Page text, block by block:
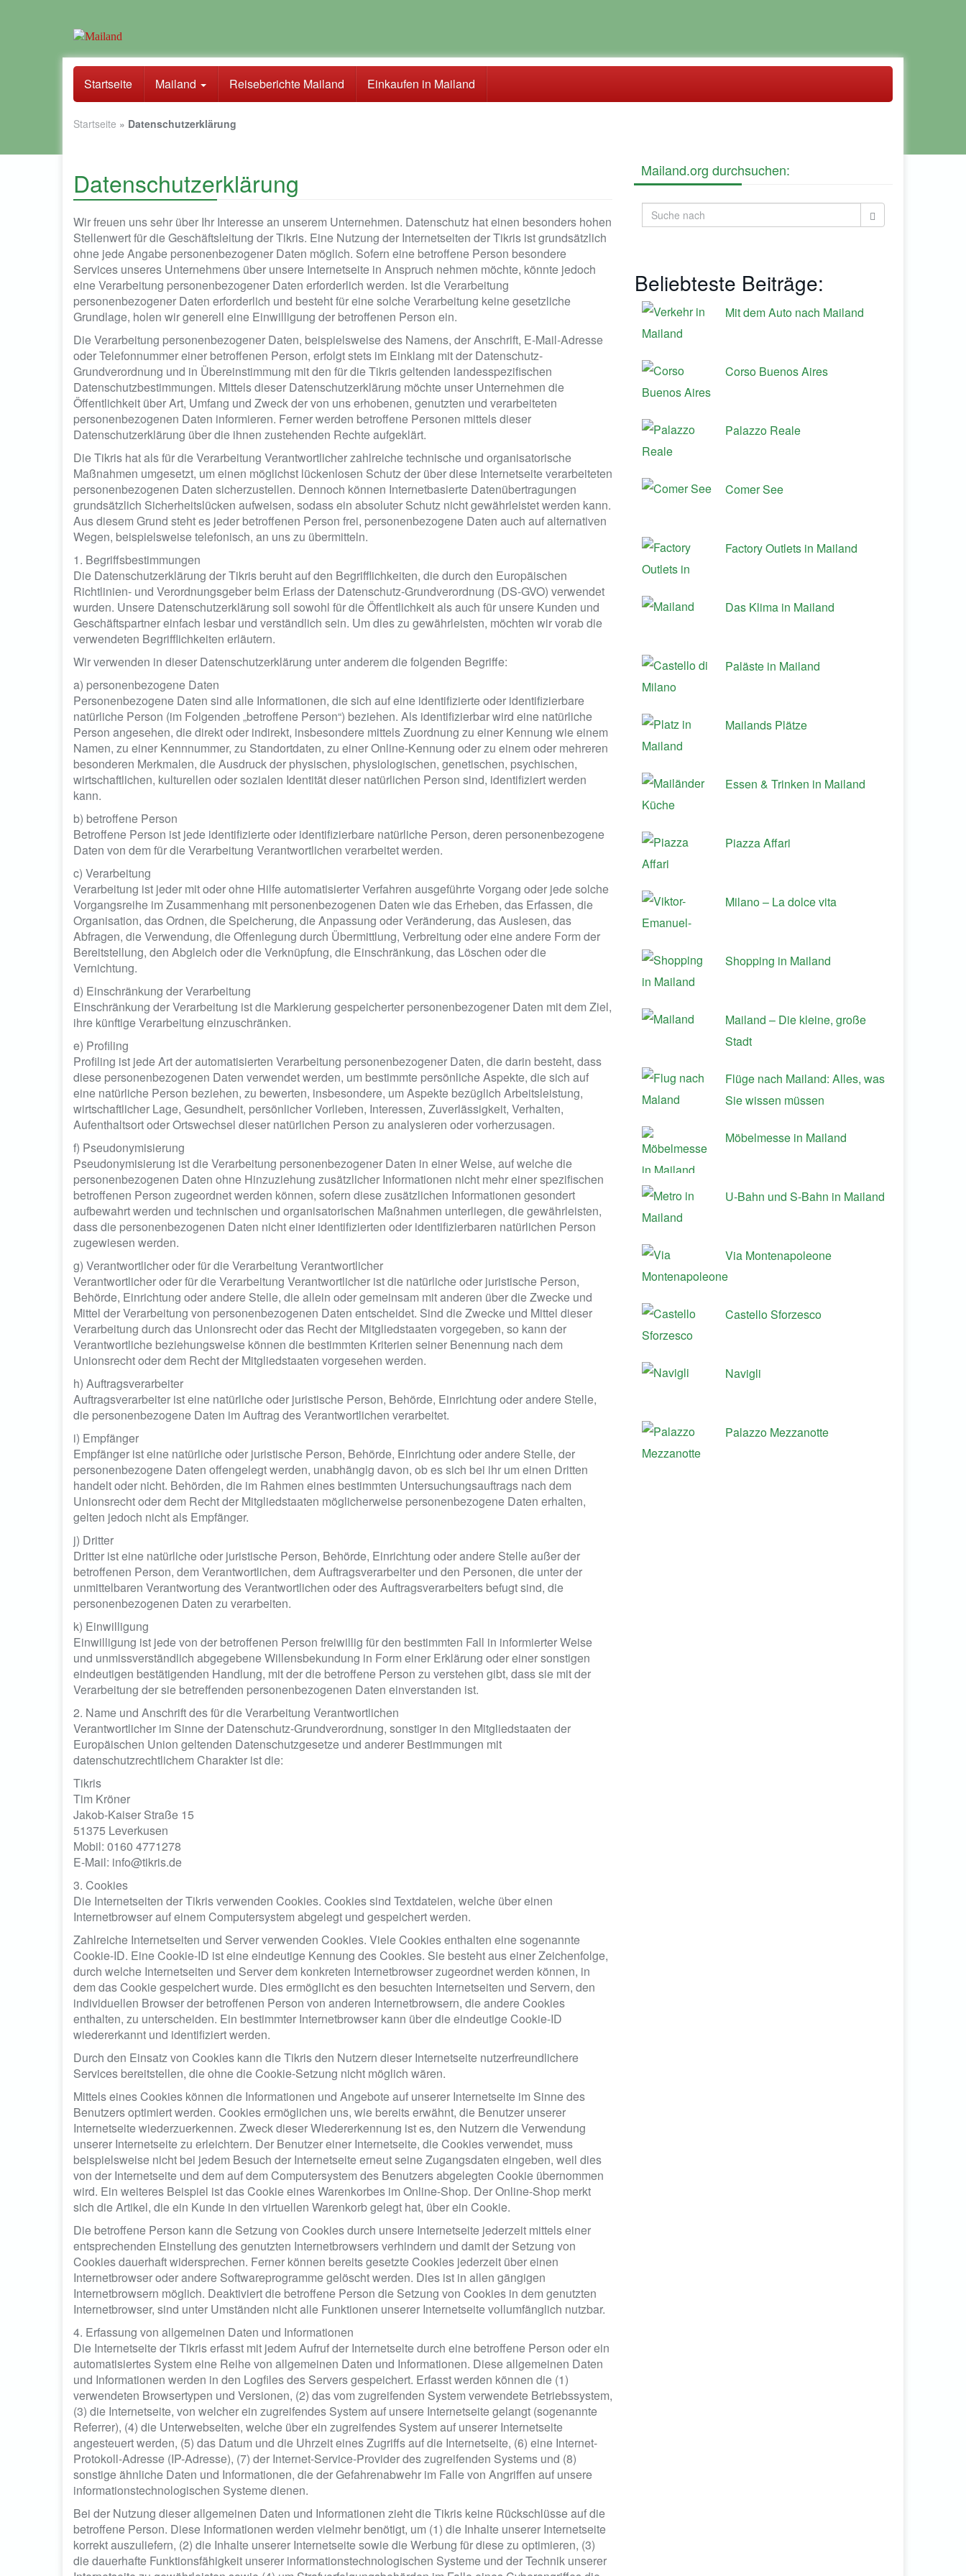
Startseite Mailand Reiseberichte Mailand Einkaufen in Mailand
Startseite » Datenschutzerklärung
Datenschutzerklärung
Wir freuen uns sehr über Ihr Interesse an unserem Unternehmen. Datenschutz hat einen besonders hohen
Stellenwert für die Geschäftsleitung der Tikris. Eine Nutzung der Internetseiten der Tikris ist grundsätzlich
ohne jede Angabe personenbezogener Daten möglich. Sofern eine betroffene Person besondere
Services unseres Unternehmens über unsere Internetseite in Anspruch nehmen möchte, könnte jedoch
eine Verarbeitung personenbezogener Daten erforderlich werden. Ist die Verarbeitung
personenbezogener Daten erforderlich und besteht für eine solche Verarbeitung keine gesetzliche
Grundlage, holen wir generell eine Einwilligung der betroffenen Person ein.
Die Verarbeitung personenbezogener Daten, beispielsweise des Namens, der Anschrift, E-Mail-Adresse
oder Telefonnummer einer betroffenen Person, erfolgt stets im Einklang mit der Datenschutz-
Grundverordnung und in Übereinstimmung mit den für die Tikris geltenden landesspezifischen
Datenschutzbestimmungen. Mittels dieser Datenschutzerklärung möchte unser Unternehmen die
Öffentlichkeit über Art, Umfang und Zweck der von uns erhobenen, genutzten und verarbeiteten
personenbezogenen Daten informieren. Ferner werden betroffene Personen mittels dieser
Datenschutzerklärung über die ihnen zustehenden Rechte aufgeklärt.
Die Tikris hat als für die Verarbeitung Verantwortlicher zahlreiche technische und organisatorische
Maßnahmen umgesetzt, um einen möglichst lückenlosen Schutz der über diese Internetseite verarbeiteten
personenbezogenen Daten sicherzustellen. Dennoch können Internetbasierte Datenübertragungen
grundsätzlich Sicherheitslücken aufweisen, sodass ein absoluter Schutz nicht gewährleistet werden kann.
Aus diesem Grund steht es jeder betroffenen Person frei, personenbezogene Daten auch auf alternativen
Wegen, beispielsweise telefonisch, an uns zu übermitteln.
1. Begriffsbestimmungen
Die Datenschutzerklärung der Tikris beruht auf den Begrifflichkeiten, die durch den Europäischen
Richtlinien- und Verordnungsgeber beim Erlass der Datenschutz-Grundverordnung (DS-GVO) verwendet
wurden. Unsere Datenschutzerklärung soll sowohl für die Öffentlichkeit als auch für unsere Kunden und
Geschäftspartner einfach lesbar und verständlich sein. Um dies zu gewährleisten, möchten wir vorab die
verwendeten Begrifflichkeiten erläutern.
Wir verwenden in dieser Datenschutzerklärung unter anderem die folgenden Begriffe:
a) personenbezogene Daten
Personenbezogene Daten sind alle Informationen, die sich auf eine identifizierte oder identifizierbare
natürliche Person (im Folgenden „betroffene Person“) beziehen. Als identifizierbar wird eine natürliche
Person angesehen, die direkt oder indirekt, insbesondere mittels Zuordnung zu einer Kennung wie einem
Namen, zu einer Kennnummer, zu Standortdaten, zu einer Online-Kennung oder zu einem oder mehreren
besonderen Merkmalen, die Ausdruck der physischen, physiologischen, genetischen, psychischen,
wirtschaftlichen, kulturellen oder sozialen Identität dieser natürlichen Person sind, identifiziert werden
kann.
b) betroffene Person
Betroffene Person ist jede identifizierte oder identifizierbare natürliche Person, deren personenbezogene
Daten von dem für die Verarbeitung Verantwortlichen verarbeitet werden.
c) Verarbeitung
Verarbeitung ist jeder mit oder ohne Hilfe automatisierter Verfahren ausgeführte Vorgang oder jede solche
Vorgangsreihe im Zusammenhang mit personenbezogenen Daten wie das Erheben, das Erfassen, die
Organisation, das Ordnen, die Speicherung, die Anpassung oder Veränderung, das Auslesen, das
Abfragen, die Verwendung, die Offenlegung durch Übermittlung, Verbreitung oder eine andere Form der
Bereitstellung, den Abgleich oder die Verknüpfung, die Einschränkung, das Löschen oder die
Vernichtung.
d) Einschränkung der Verarbeitung
Einschränkung der Verarbeitung ist die Markierung gespeicherter personenbezogener Daten mit dem Ziel,
ihre künftige Verarbeitung einzuschränken.
e) Profiling
Profiling ist jede Art der automatisierten Verarbeitung personenbezogener Daten, die darin besteht, dass
diese personenbezogenen Daten verwendet werden, um bestimmte persönliche Aspekte, die sich auf
eine natürliche Person beziehen, zu bewerten, insbesondere, um Aspekte bezüglich Arbeitsleistung,
wirtschaftlicher Lage, Gesundheit, persönlicher Vorlieben, Interessen, Zuverlässigkeit, Verhalten,
Aufenthaltsort oder Ortswechsel dieser natürlichen Person zu analysieren oder vorherzusagen.
f) Pseudonymisierung
Pseudonymisierung ist die Verarbeitung personenbezogener Daten in einer Weise, auf welche die
personenbezogenen Daten ohne Hinzuziehung zusätzlicher Informationen nicht mehr einer spezifischen
betroffenen Person zugeordnet werden können, sofern diese zusätzlichen Informationen gesondert
aufbewahrt werden und technischen und organisatorischen Maßnahmen unterliegen, die gewährleisten,
dass die personenbezogenen Daten nicht einer identifizierten oder identifizierbaren natürlichen Person
zugewiesen werden.
g) Verantwortlicher oder für die Verarbeitung Verantwortlicher
Verantwortlicher oder für die Verarbeitung Verantwortlicher ist die natürliche oder juristische Person,
Behörde, Einrichtung oder andere Stelle, die allein oder gemeinsam mit anderen über die Zwecke und
Mittel der Verarbeitung von personenbezogenen Daten entscheidet. Sind die Zwecke und Mittel dieser
Verarbeitung durch das Unionsrecht oder das Recht der Mitgliedstaaten vorgegeben, so kann der
Verantwortliche beziehungsweise können die bestimmten Kriterien seiner Benennung nach dem
Unionsrecht oder dem Recht der Mitgliedstaaten vorgesehen werden.
h) Auftragsverarbeiter
Auftragsverarbeiter ist eine natürliche oder juristische Person, Behörde, Einrichtung oder andere Stelle,
die personenbezogene Daten im Auftrag des Verantwortlichen verarbeitet.
i) Empfänger
Empfänger ist eine natürliche oder juristische Person, Behörde, Einrichtung oder andere Stelle, der
personenbezogene Daten offengelegt werden, unabhängig davon, ob es sich bei ihr um einen Dritten
handelt oder nicht. Behörden, die im Rahmen eines bestimmten Untersuchungsauftrags nach dem
Unionsrecht oder dem Recht der Mitgliedstaaten möglicherweise personenbezogene Daten erhalten,
gelten jedoch nicht als Empfänger.
j) Dritter
Dritter ist eine natürliche oder juristische Person, Behörde, Einrichtung oder andere Stelle außer der
betroffenen Person, dem Verantwortlichen, dem Auftragsverarbeiter und den Personen, die unter der
unmittelbaren Verantwortung des Verantwortlichen oder des Auftragsverarbeiters befugt sind, die
personenbezogenen Daten zu verarbeiten.
k) Einwilligung
Einwilligung ist jede von der betroffenen Person freiwillig für den bestimmten Fall in informierter Weise
und unmissverständlich abgegebene Willensbekundung in Form einer Erklärung oder einer sonstigen
eindeutigen bestätigenden Handlung, mit der die betroffene Person zu verstehen gibt, dass sie mit der
Verarbeitung der sie betreffenden personenbezogenen Daten einverstanden ist.
2. Name und Anschrift des für die Verarbeitung Verantwortlichen
Verantwortlicher im Sinne der Datenschutz-Grundverordnung, sonstiger in den Mitgliedstaaten der
Europäischen Union geltenden Datenschutzgesetze und anderer Bestimmungen mit
datenschutzrechtlichem Charakter ist die:
Tikris
Tim Kröner
Jakob-Kaiser Straße 15
51375 Leverkusen
Mobil: 0160 4771278
E-Mail: info@tikris.de
3. Cookies
Die Internetseiten der Tikris verwenden Cookies. Cookies sind Textdateien, welche über einen
Internetbrowser auf einem Computersystem abgelegt und gespeichert werden.
Zahlreiche Internetseiten und Server verwenden Cookies. Viele Cookies enthalten eine sogenannte
Cookie-ID. Eine Cookie-ID ist eine eindeutige Kennung des Cookies. Sie besteht aus einer Zeichenfolge,
durch welche Internetseiten und Server dem konkreten Internetbrowser zugeordnet werden können, in
dem das Cookie gespeichert wurde. Dies ermöglicht es den besuchten Internetseiten und Servern, den
individuellen Browser der betroffenen Person von anderen Internetbrowsern, die andere Cookies
enthalten, zu unterscheiden. Ein bestimmter Internetbrowser kann über die eindeutige Cookie-ID
wiedererkannt und identifiziert werden.
Durch den Einsatz von Cookies kann die Tikris den Nutzern dieser Internetseite nutzerfreundlichere
Services bereitstellen, die ohne die Cookie-Setzung nicht möglich wären.
Mittels eines Cookies können die Informationen und Angebote auf unserer Internetseite im Sinne des
Benutzers optimiert werden. Cookies ermöglichen uns, wie bereits erwähnt, die Benutzer unserer
Internetseite wiederzuerkennen. Zweck dieser Wiedererkennung ist es, den Nutzern die Verwendung
unserer Internetseite zu erleichtern. Der Benutzer einer Internetseite, die Cookies verwendet, muss
beispielsweise nicht bei jedem Besuch der Internetseite erneut seine Zugangsdaten eingeben, weil dies
von der Internetseite und dem auf dem Computersystem des Benutzers abgelegten Cookie übernommen
wird. Ein weiteres Beispiel ist das Cookie eines Warenkorbes im Online-Shop. Der Online-Shop merkt
sich die Artikel, die ein Kunde in den virtuellen Warenkorb gelegt hat, über ein Cookie.
Die betroffene Person kann die Setzung von Cookies durch unsere Internetseite jederzeit mittels einer
entsprechenden Einstellung des genutzten Internetbrowsers verhindern und damit der Setzung von
Cookies dauerhaft widersprechen. Ferner können bereits gesetzte Cookies jederzeit über einen
Internetbrowser oder andere Softwareprogramme gelöscht werden. Dies ist in allen gängigen
Internetbrowsern möglich. Deaktiviert die betroffene Person die Setzung von Cookies in dem genutzten
Internetbrowser, sind unter Umständen nicht alle Funktionen unserer Internetseite vollumfänglich nutzbar.
4. Erfassung von allgemeinen Daten und Informationen
Die Internetseite der Tikris erfasst mit jedem Aufruf der Internetseite durch eine betroffene Person oder ein
automatisiertes System eine Reihe von allgemeinen Daten und Informationen. Diese allgemeinen Daten
und Informationen werden in den Logfiles des Servers gespeichert. Erfasst werden können die (1)
verwendeten Browsertypen und Versionen, (2) das vom zugreifenden System verwendete Betriebssystem,
(3) die Internetseite, von welcher ein zugreifendes System auf unsere Internetseite gelangt (sogenannte
Referrer), (4) die Unterwebseiten, welche über ein zugreifendes System auf unserer Internetseite
angesteuert werden, (5) das Datum und die Uhrzeit eines Zugriffs auf die Internetseite, (6) eine Internet-
Protokoll-Adresse (IP-Adresse), (7) der Internet-Service-Provider des zugreifenden Systems und (8)
sonstige ähnliche Daten und Informationen, die der Gefahrenabwehr im Falle von Angriffen auf unsere
informationstechnologischen Systeme dienen.
Bei der Nutzung dieser allgemeinen Daten und Informationen zieht die Tikris keine Rückschlüsse auf die
betroffene Person. Diese Informationen werden vielmehr benötigt, um (1) die Inhalte unserer Internetseite
korrekt auszuliefern, (2) die Inhalte unserer Internetseite sowie die Werbung für diese zu optimieren, (3)
die dauerhafte Funktionsfähigkeit unserer informationstechnologischen Systeme und der Technik unserer
Mailand.org durchsuchen:
Beliebteste Beiträge:
Mit dem Auto nach Mailand
Corso Buenos Aires
Palazzo Reale
Comer See
Factory Outlets in Mailand
Das Klima in Mailand
Paläste in Mailand
Mailands Plätze
Essen & Trinken in Mailand
Piazza Affari
Milano – La dolce vita
Shopping in Mailand
Mailand – Die kleine, große
Stadt
Flüge nach Mailand: Alles, was
Sie wissen müssen
Möbelmesse in Mailand
U-Bahn und S-Bahn in Mailand
Via Montenapoleone
Castello Sforzesco
Navigli
Palazzo Mezzanotte